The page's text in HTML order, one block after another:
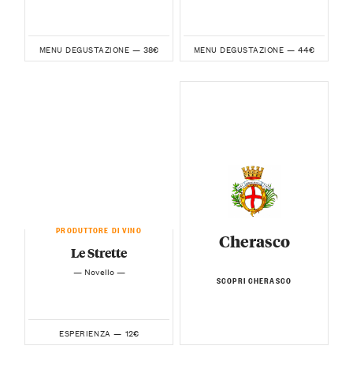
MENU DEGUSTAZIONE — 38€ MENU DEGUSTAZIONE — 44€
PRODUTTORE DI VINO
Le Strette
— Novello —
ESPERIENZA — 12€
Cherasco
SCOPRI CHERASCO